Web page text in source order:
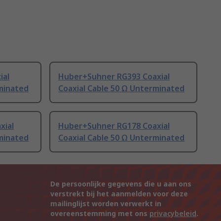
Huber+Suhner RG393 Coaxial
Coaxial Cable 50 Ω Unterminated
Huber+Suhner RG178 Coaxial
Coaxial Cable 50 Ω Unterminated
De persoonlijke gegevens die u aan ons
verstrekt bij het aanmelden voor deze
mailinglijst worden verwerkt in
overeenstemming met ons privacybeleid.